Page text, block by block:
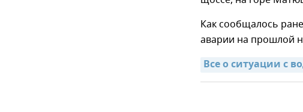
Как сообщалось
аварии на прошлой
Все о ситуации с